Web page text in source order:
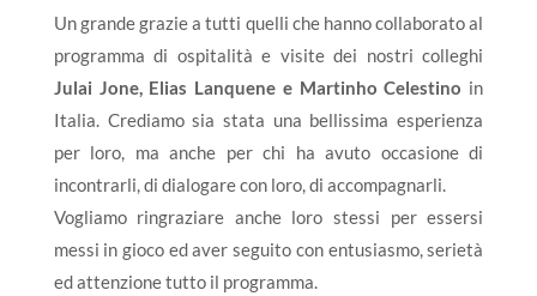
Un grande grazie a tutti quelli che hanno collaborato al
programma di ospitalità e visite dei nostri colleghi
Julai Jone, Elias Lanquene e Martinho Celestino in
Italia. Crediamo sia stata una bellissima esperienza
per loro, ma anche per chi ha avuto occasione di
incontrarli, di dialogare con loro, di accompagnarli.
Vogliamo ringraziare anche loro stessi per essersi
messi in gioco ed aver seguito con entusiasmo, serietà
ed attenzione tutto il programma.